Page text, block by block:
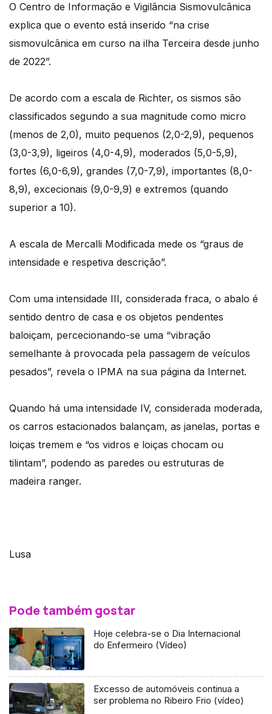
O Centro de Informação e Vigilância Sismovulcânica
explica que o evento está inserido “na crise
sismovulcânica em curso na ilha Terceira desde junho
de 2022”.
De acordo com a escala de Richter, os sismos são
classificados segundo a sua magnitude como micro
(menos de 2,0), muito pequenos (2,0-2,9), pequenos
(3,0-3,9), ligeiros (4,0-4,9), moderados (5,0-5,9),
fortes (6,0-6,9), grandes (7,0-7,9), importantes (8,0-
8,9), excecionais (9,0-9,9) e extremos (quando
superior a 10).
A escala de Mercalli Modificada mede os “graus de
intensidade e respetiva descrição”.
Com uma intensidade III, considerada fraca, o abalo é
sentido dentro de casa e os objetos pendentes
baloiçam, percecionando-se uma “vibração
semelhante à provocada pela passagem de veículos
pesados”, revela o IPMA na sua página da Internet.
Quando há uma intensidade IV, considerada moderada,
os carros estacionados balançam, as janelas, portas e
loiças tremem e “os vidros e loiças chocam ou
tilintam”, podendo as paredes ou estruturas de
madeira ranger.
Lusa
Pode também gostar
Hoje celebra-se o Dia Internacional
do Enfermeiro (Vídeo)
Excesso de automóveis continua a
ser problema no Ribeiro Frio (vídeo)